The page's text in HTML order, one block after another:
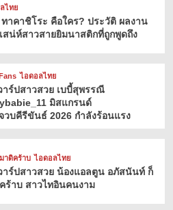
ไทย
ทาคาชิโระ คือใคร? ประวัติ ผลงาน
สน่ห์สาวสายยิมนาสติกที่ถูกพูดถึง
ไอดอลไทย
าร์ปสาวสวย เบบี้สุพรรณี
มิสแกรนด์
วบคีรีขันธ์ 2026 กำลังร้อนแรง
าดิคร้าบ ไอดอลไทย
าร์ปสาวสวย น้องแอลตูน อภัสนันท์ ก็
ร้าบ สาวไทอินคนงาม